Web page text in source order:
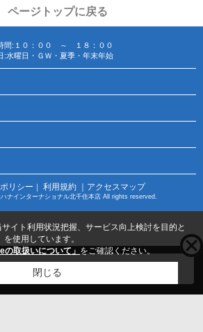
ページトップに戻る
間:１０：００ ～ １８：００
:水曜日・ＧＷ・夏季・年末年始
リシー ｜ 利用規約 ｜アクセスマップ
ナインターナショナル北千住本店 All rights reserved.
をご覧の方にお勧めな物件
イト利用状況把握、サービス向上検討を目的と
使用しています。
の取扱いについて」 をご確認ください。
閉じる